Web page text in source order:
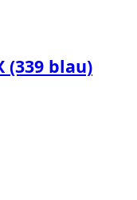
(339 blau)